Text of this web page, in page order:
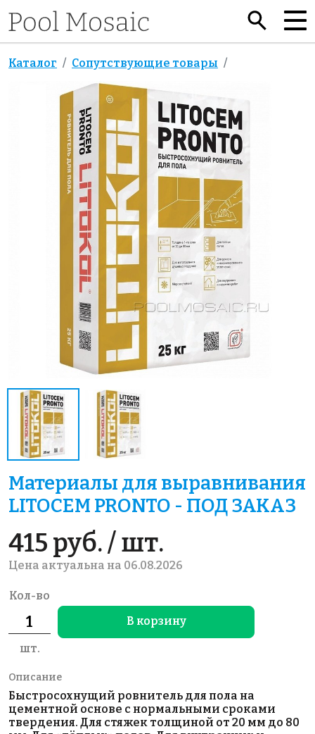
Каталог Сопутствующие товары
Материалы для выравнивания
LITOCEM PRONTO - ПОД ЗАКАЗ
415 руб. / шт.
Цена актуальна на 06.08.2026
Кол-во
шт.
В корзину
Описание
Быстросохнущий ровнитель для пола на
цементной основе с нормальными сроками
твердения. Для стяжек толщиной от 20 мм до 80